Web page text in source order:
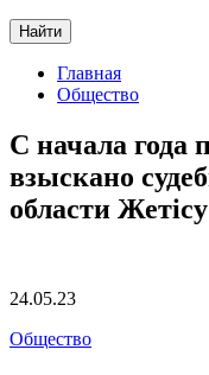
Найти
Главная
Общество
С начала года
взыскано
области Жетісу
24.05.23
Общество